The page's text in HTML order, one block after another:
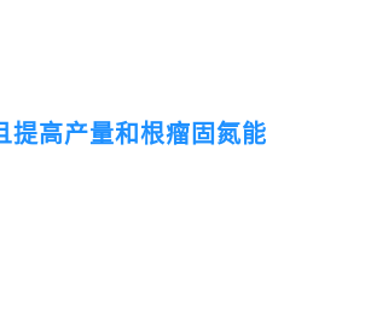
提高产量和根瘤固氮能